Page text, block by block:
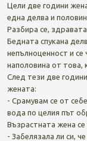
Цели две години
една делва и
Разбира се,
Бедната спукана
непълноценност и се
наполовина от това,
След тези две
жената:
- Срамувам се от
вода по целия път
Възрастната жена се
- Забелязала ли си,